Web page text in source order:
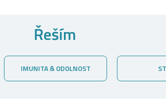
Řeším
IMUNITA & ODOLNOST